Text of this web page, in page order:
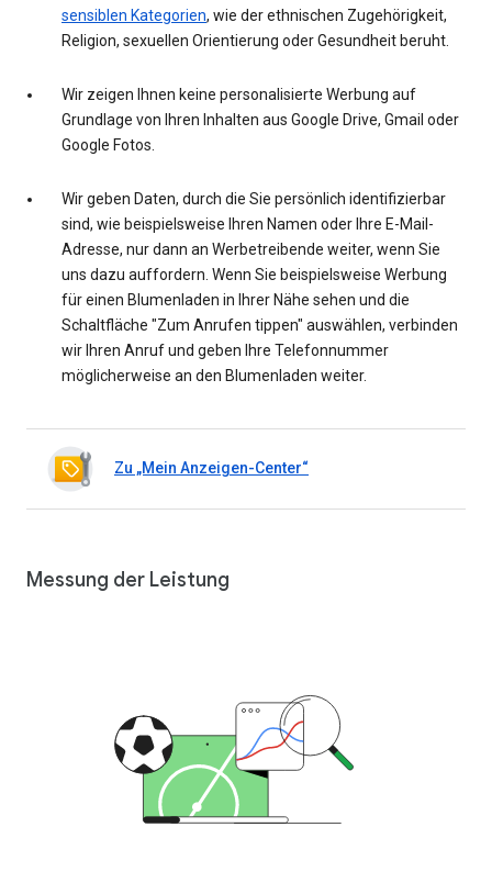
sensiblen Kategorien, wie der ethnischen Zugehörigkeit,
Religion, sexuellen Orientierung oder Gesundheit beruht.
Wir zeigen Ihnen keine personalisierte Werbung auf
Grundlage von Ihren Inhalten aus Google Drive, Gmail oder
Google Fotos.
Wir geben Daten, durch die Sie persönlich identifizierbar
sind, wie beispielsweise Ihren Namen oder Ihre E-Mail-
Adresse, nur dann an Werbetreibende weiter, wenn Sie
uns dazu auffordern. Wenn Sie beispielsweise Werbung
für einen Blumenladen in Ihrer Nähe sehen und die
Schaltfläche "Zum Anrufen tippen" auswählen, verbinden
wir Ihren Anruf und geben Ihre Telefonnummer
möglicherweise an den Blumenladen weiter.
Zu „Mein Anzeigen-Center“
Messung der Leistung